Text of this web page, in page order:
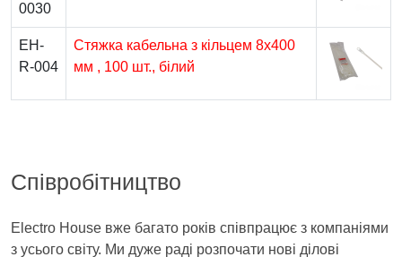
0030
EH-
R-004
Стяжка кабельна з кільцем 8х400
мм , 100 шт., білий
Співробітництво
Electro House вже багато років співпрацює з компаніями
з усього світу. Ми дуже раді розпочати нові ділові